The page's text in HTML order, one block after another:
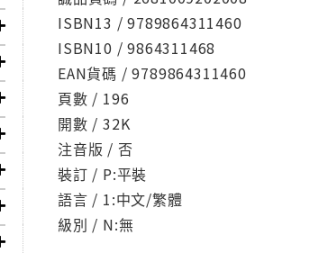
ISBN13 / 9789864311460
ISBN10 / 9864311468
EAN貨碼 / 9789864311460
頁數 / 196
開數 / 32K
注音版 / 否
裝訂 / P:平裝
語言 / 1:中文/繁體
級別 / N:無